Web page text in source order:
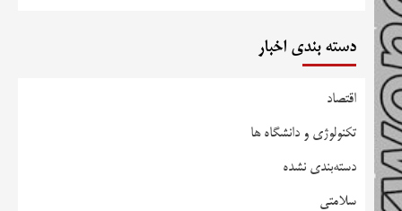
دسته بندی اخبار
اقتصاد
تکنولوژی و دانشگاه ها
دسته‌بندی نشده
سلامتی